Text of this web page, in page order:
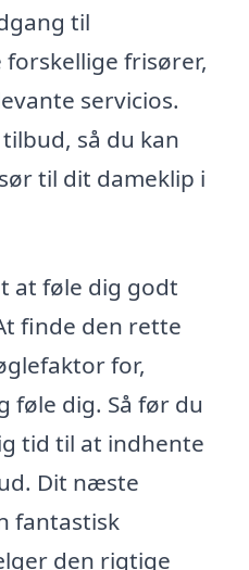
til
frisører,
servicios.
så du kan
til dit dameklip i
at føle dig godt
finde den rette
for,
føle dig. Så før du
tid til at indhente
Dit næste
fantastisk
den rigtige